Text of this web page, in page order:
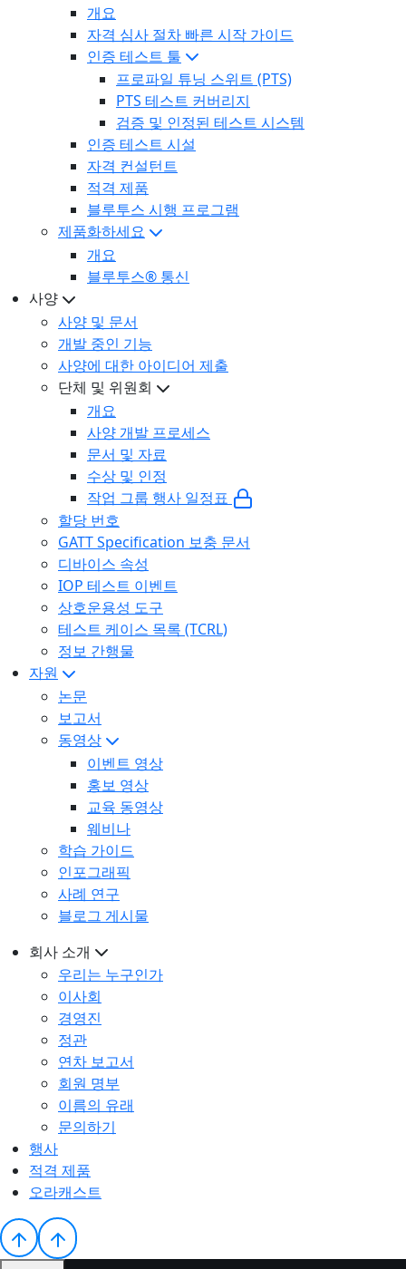
개요
자격 심사 절차 빠른 시작 가이드
인증 테스트 툴
프로파일 튜닝 스위트 (PTS)
PTS 테스트 커버리지
검증 및 인정된 테스트 시스템
인증 테스트 시설
자격 컨설턴트
적격 제품
블루투스 시행 프로그램
제품화하세요
개요
블루투스® 통신
사양
사양 및 문서
개발 중인 기능
사양에 대한 아이디어 제출
단체 및 위원회
개요
사양 개발 프로세스
문서 및 자료
수상 및 인정
작업 그룹 행사 일정표
할당 번호
GATT Specification 보충 문서
디바이스 속성
IOP 테스트 이벤트
상호운용성 도구
테스트 케이스 목록 (TCRL)
정보 간행물
자원
논문
보고서
동영상
이벤트 영상
홍보 영상
교육 동영상
웨비나
학습 가이드
인포그래픽
사례 연구
블로그 게시물
회사 소개
우리는 누구인가
이사회
경영진
정관
연차 보고서
회원 명부
이름의 유래
문의하기
행사
적격 제품
오라캐스트